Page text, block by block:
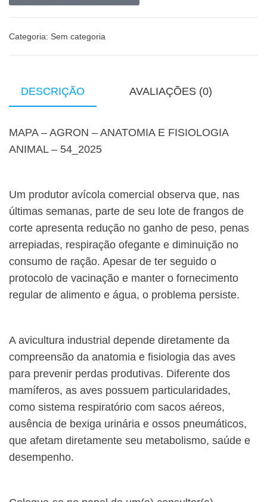
Categoria: Sem categoria
DESCRIÇÃO AVALIAÇÕES (0)
MAPA – AGRON – ANATOMIA E FISIOLOGIA
ANIMAL – 54_2025
Um produtor avícola comercial observa que, nas
últimas semanas, parte de seu lote de frangos de
corte apresenta redução no ganho de peso, penas
arrepiadas, respiração ofegante e diminuição no
consumo de ração. Apesar de ter seguido o
protocolo de vacinação e manter o fornecimento
regular de alimento e água, o problema persiste.
A avicultura industrial depende diretamente da
compreensão da anatomia e fisiologia das aves
para prevenir perdas produtivas. Diferente dos
mamíferos, as aves possuem particularidades,
como sistema respiratório com sacos aéreos,
ausência de bexiga urinária e ossos pneumáticos,
que afetam diretamente seu metabolismo, saúde e
desempenho.